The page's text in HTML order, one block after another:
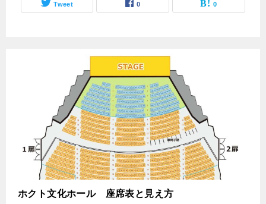
Tweet 0 0
ホクト文化ホール 座席表と見え方